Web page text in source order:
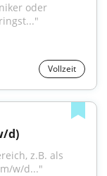
oder
Vollzeit
d)
z.B. als
w/d..."